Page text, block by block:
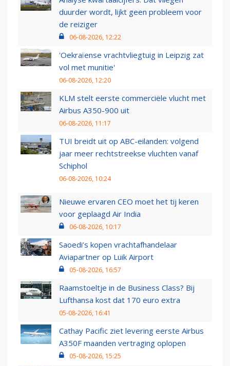
duurder wordt, lijkt geen probleem voor
de reiziger
06-08-2026, 12:22
'Oekraïense vrachtvliegtuig in Leipzig zat
vol met munitie'
06-08-2026, 12:20
KLM stelt eerste commerciële vlucht met
Airbus A350-900 uit
06-08-2026, 11:17
TUI breidt uit op ABC-eilanden: volgend
jaar meer rechtstreekse vluchten vanaf
Schiphol
06-08-2026, 10:24
Nieuwe ervaren CEO moet het tij keren
voor geplaagd Air India
06-08-2026, 10:17
Saoedi’s kopen vrachtafhandelaar
Aviapartner op Luik Airport
05-08-2026, 16:57
Raamstoeltje in de Business Class? Bij
Lufthansa kost dat 170 euro extra
05-08-2026, 16:41
Cathay Pacific ziet levering eerste Airbus
A350F maanden vertraging oplopen
05-08-2026, 15:25